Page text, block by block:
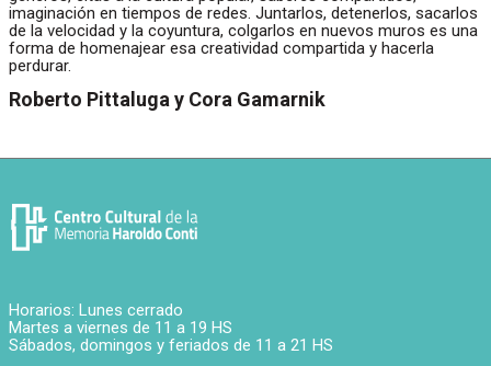
imaginación en tiempos de redes. Juntarlos, detenerlos, sacarlos
de la velocidad y la coyuntura, colgarlos en nuevos muros es una
forma de homenajear esa creatividad compartida y hacerla
perdurar.
Roberto Pittaluga y Cora Gamarnik
Horarios: Lunes cerrado
Martes a viernes de 11 a 19 HS
Sábados, domingos y feriados de 11 a 21 HS